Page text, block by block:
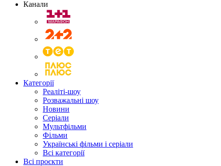
Канали
Категорії
Реаліті-шоу
Розважальні шоу
Новини
Серіали
Мультфільми
Фільми
Українські фільми і серіали
Всі категорії
Всі проєкти